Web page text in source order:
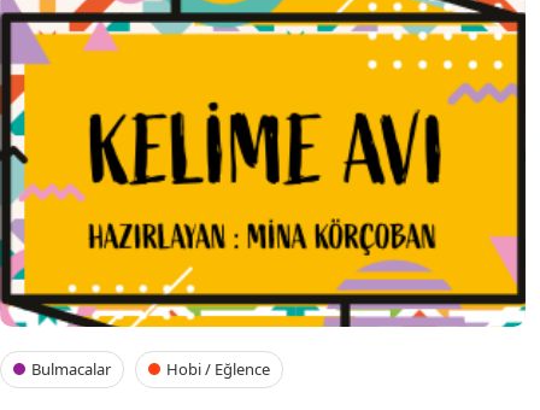
Bulmacalar Hobi / Eğlence